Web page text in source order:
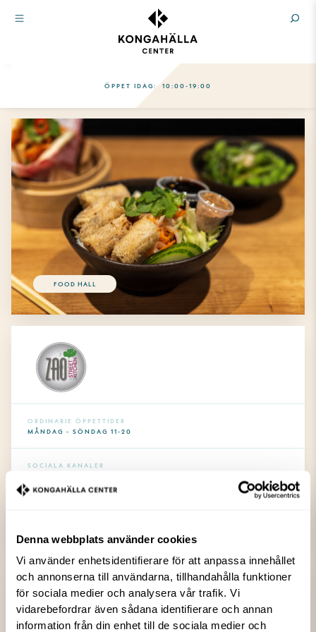
Denna webbplats använder cookies
Vi använder enhetsidentifierare för att anpassa innehållet
och annonserna till användarna, tillhandahålla funktioner
för sociala medier och analysera vår trafik. Vi
vidarebefordrar även sådana identifierare och annan
information från din enhet till de sociala medier och
ÖPPET IDAG: 10:00-19:00
FOOD HALL
Zao Street Kitchen
Zao Street Kitchen i Kongahälla Food Hall serverar streetfood från det
ostasiatiska köket.
ORDINARIE ÖPPETTIDER
MÅNDAG - SÖNDAG 11-20
SOCIALA KANALER